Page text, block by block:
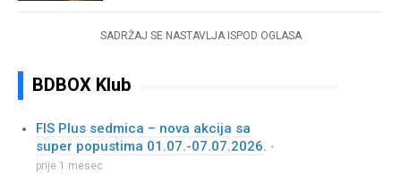
SADRŽAJ SE NASTAVLJA ISPOD OGLASA
BDBOX Klub
FIS Plus sedmica – nova akcija sa
super popustima 01.07.-07.07.2026. •
prije 1 mesec